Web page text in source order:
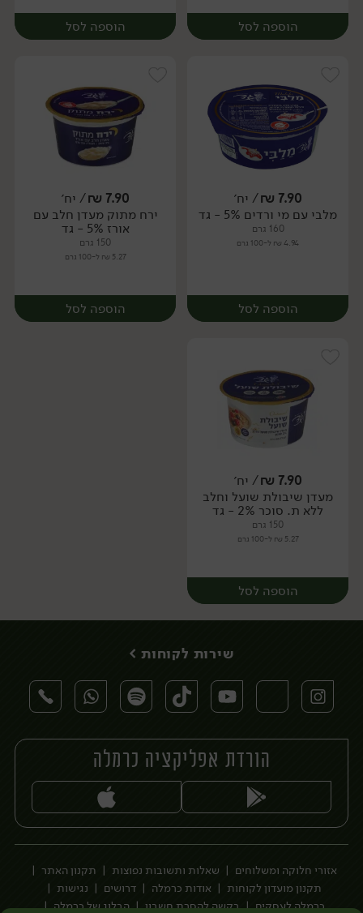
הוספה לסל
יח׳
הוספה לסל
יח׳
7.90
₪/ יח׳
מלבי עם מי ורדים 5% - גד
160 גרם
4.94 ₪ ל-100 גרם
הוספה לסל
יח׳
7.90
₪/ יח׳
ירח מתוק מעדן חלב עם
אורז 5% - גד
150 גרם
5.27 ₪ ל-100 גרם
הוספה לסל
7.90
₪/ יח׳
מעדן שיבולת שועל וחלב
ללא ת. סוכר 2% - גד
150 גרם
5.27 ₪ ל-100 גרם
הוספה לסל
יח׳
שירות לקוחות >
הורדת אפליקציה כרמלה
אזורי חלוקה ומשלוחים שאלות ותשובות נפוצות
תקנון האתר
תקנון מועדון לקוחות
אודות כרמלה דרושים
נגישות
כרמלה לעסקים
בקשה להסרת חשבון הבלוג של כרמלה